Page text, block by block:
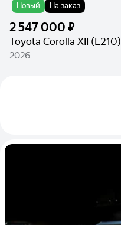
Новый На заказ
2 547 000 ₽
Toyota Corolla XII (E210)
2026